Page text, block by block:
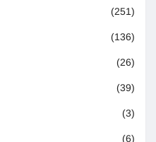
(251)
(136)
(26)
(39)
(3)
(6)